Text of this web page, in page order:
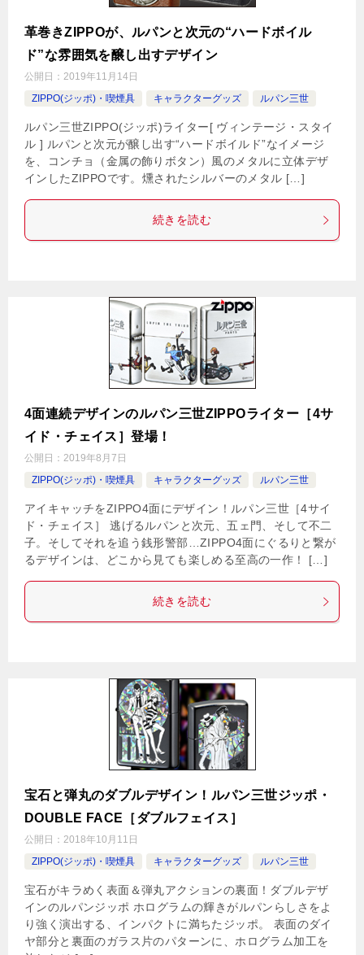
革巻きZIPPOが、ルパンと次元の“ハードボイル
ド”な雰囲気を醸し出すデザイン
公開日： 2019年11月14日
ZIPPO(ジッポ)・喫煙具
キャラクターグッズ ルパン三世
ルパン三世ZIPPO(ジッポ)ライター[ ヴィンテージ・スタイ
ル ] ルパンと次元が醸し出す“ハードボイルド”なイメージ
を、コンチョ（金属の飾りボタン）風のメタルに立体デザ
インしたZIPPOです。燻されたシルバーのメタル […]
続きを読む
4面連続デザインのルパン三世ZIPPOライター［4サ
イド・チェイス］登場！
公開日： 2019年8月7日
ZIPPO(ジッポ)・喫煙具
キャラクターグッズ ルパン三世
アイキャッチをZIPPO4面にデザイン！ルパン三世［4サイ
ド・チェイス］ 逃げるルパンと次元、五ェ門、そして不二
子。そしてそれを追う銭形警部…ZIPPO4面にぐるりと繋が
るデザインは、どこから見ても楽しめる至高の一作！ […]
続きを読む
宝石と弾丸のダブルデザイン！ルパン三世ジッポ・
DOUBLE FACE［ダブルフェイス］
公開日： 2018年10月11日
ZIPPO(ジッポ)・喫煙具
キャラクターグッズ ルパン三世
宝石がキラめく表面＆弾丸アクションの裏面！ダブルデザ
インのルパンジッポ ホログラムの輝きがルパンらしさをよ
り強く演出する、インパクトに満ちたジッポ。 表面のダイ
ヤ部分と裏面のガラス片のパターンに、ホログラム加工を